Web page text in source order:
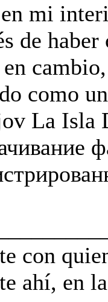
mi
de
como
La Isla
con
ahí, en